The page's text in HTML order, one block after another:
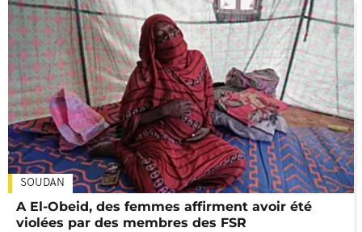
SOUDAN
A El-Obeid, des femmes affirment avoir été
violées par des membres des FSR